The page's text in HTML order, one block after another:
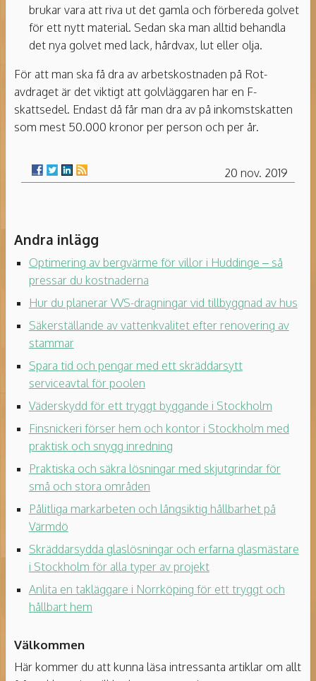
brukar vara att riva ut det gamla och förbereda golvet
för ett nytt material. Sedan ska man alltid behandla
det nya golvet med lack, hårdvax, lut eller olja.
För att man ska få dra av arbetskostnaden på Rot-
avdraget är det viktigt att golvläggaren har en F-
skattsedel. Endast då får man dra av på inkomstskatten
som mest 50.000 kronor per person och per år.
20 nov. 2019
Andra inlägg
Optimering av bergvärme för villor i Huddinge – så
pressar du kostnaderna
Hur du planerar VVS-dragningar vid tillbyggnad av hus
Säkerställande av vattenkvalitet efter renovering av
stammar
Spara tid och pengar med ett skräddarsytt
serviceavtal för poolen
Väderskydd för ett tryggt byggande i Stockholm
Finsnickeri förser hem och kontor i Stockholm med
praktisk och snygg inredning
Praktiska och säkra lösningar med skjutgrindar för
små och stora områden
Pålitliga markarbeten och långsiktig hållbarhet på
Värmdö
Skräddarsydda glaslösningar och erfarna glasmästare
i Stockholm för alla typer av projekt
Anlita en takläggare i Norrköping för ett tryggt och
hållbart hem
Välkommen
Här kommer du att kunna läsa intressanta artiklar om allt